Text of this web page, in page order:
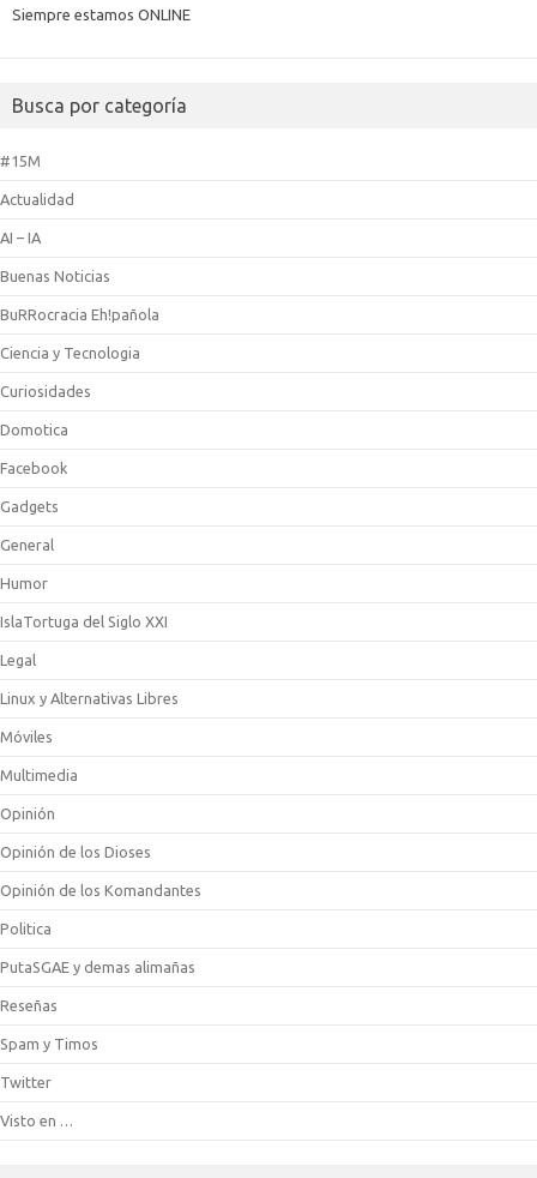
Siempre estamos ONLINE
Busca por categoría
#15M
Actualidad
AI – IA
Buenas Noticias
BuRRocracia Eh!pañola
Ciencia y Tecnologia
Curiosidades
Domotica
Facebook
Gadgets
General
Humor
IslaTortuga del Siglo XXI
Legal
Linux y Alternativas Libres
Móviles
Multimedia
Opinión
Opinión de los Dioses
Opinión de los Komandantes
Politica
PutaSGAE y demas alimañas
Reseñas
Spam y Timos
Twitter
Visto en …